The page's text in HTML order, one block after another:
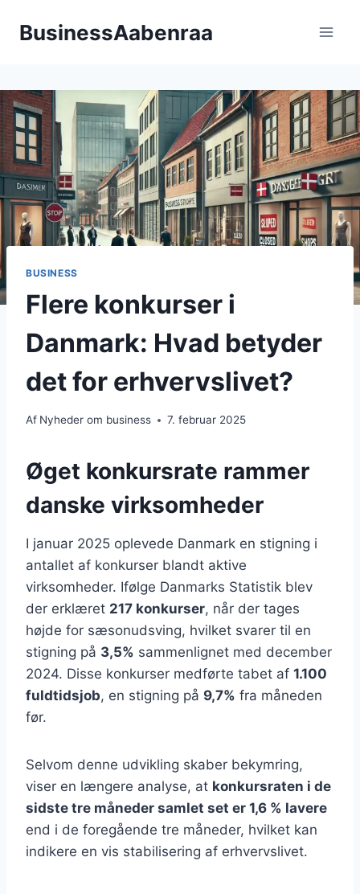
BusinessAabenraa
BUSINESS
Flere konkurser i
Danmark: Hvad betyder
det for erhvervslivet?
Af Nyheder om business 7. februar 2025
Øget konkursrate rammer
danske virksomheder
I januar 2025 oplevede Danmark en stigning i
antallet af konkurser blandt aktive
virksomheder. Ifølge Danmarks Statistik blev
der erklæret 217 konkurser, når der tages
højde for sæsonudsving, hvilket svarer til en
stigning på 3,5% sammenlignet med december
2024. Disse konkurser medførte tabet af 1.100
fuldtidsjob, en stigning på 9,7% fra måneden
før.
Selvom denne udvikling skaber bekymring,
viser en længere analyse, at konkursraten i de
sidste tre måneder samlet set er 1,6 % lavere
end i de foregående tre måneder, hvilket kan
indikere en vis stabilisering af erhvervslivet.